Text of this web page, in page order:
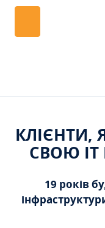
КЛІЄНТИ,
СВОЮ ІТ
19 років